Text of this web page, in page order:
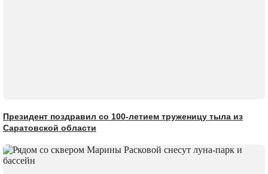
Президент поздравил со 100-летием труженицу тыла из
Саратовской области